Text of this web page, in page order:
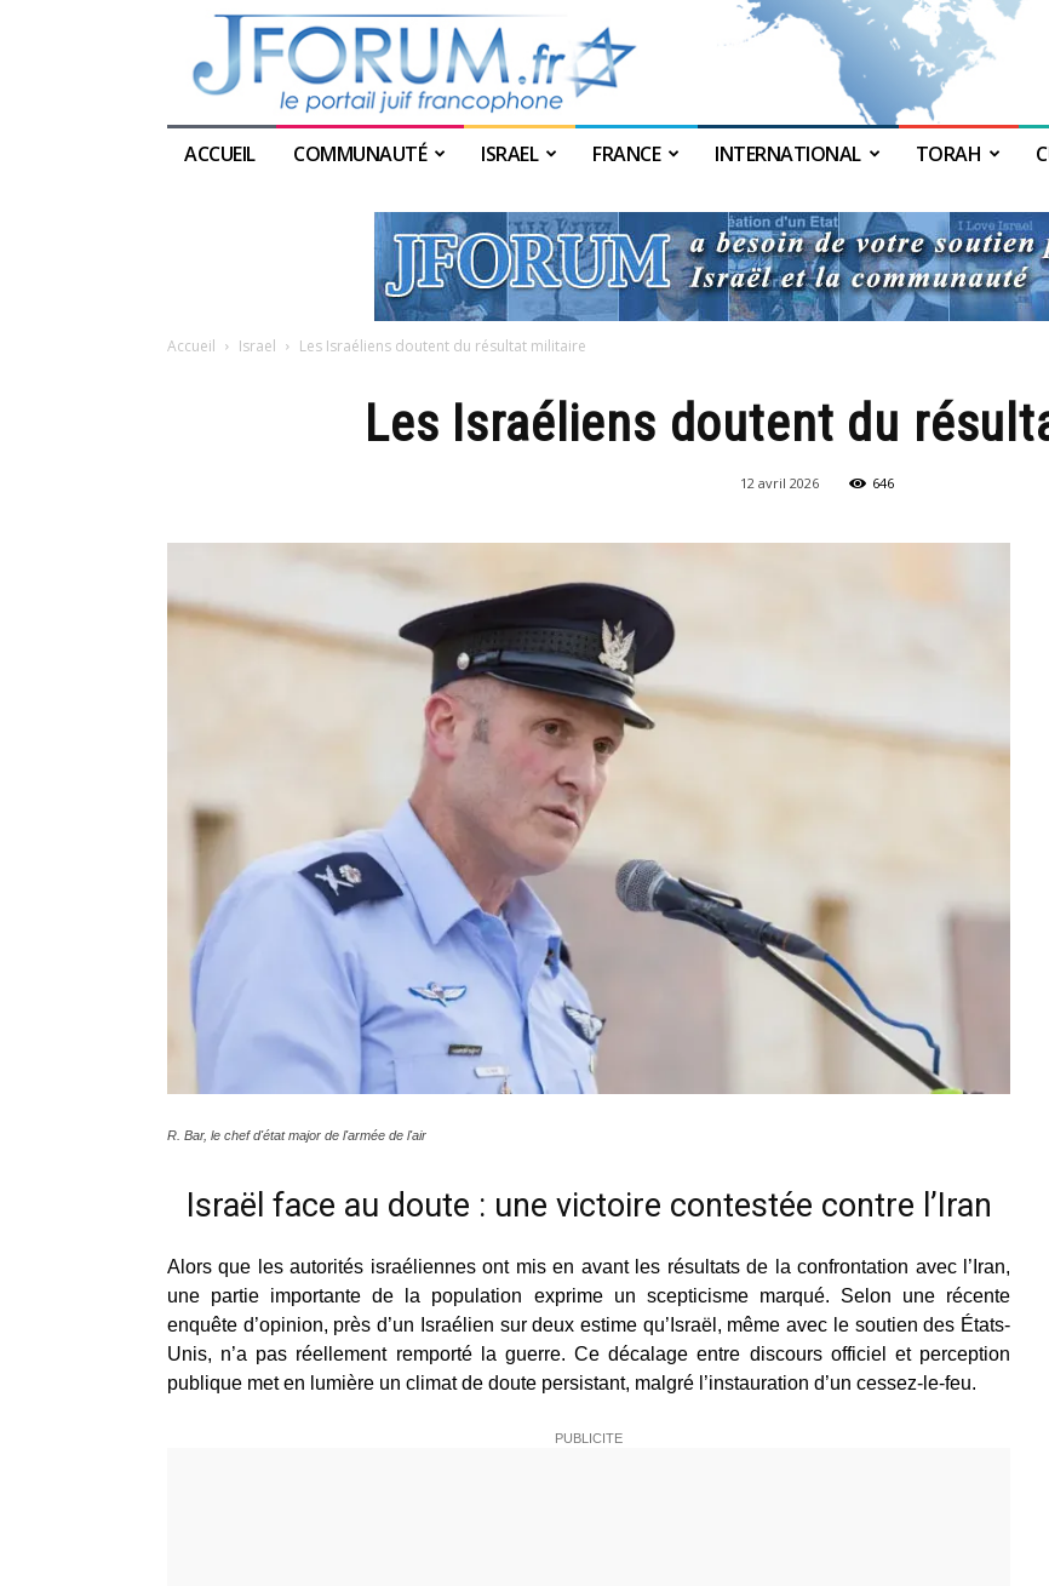
ACCUEIL COMMUNAUTÉ ISRAEL FRANCE INTERNATIONAL TORAH
Accueil Israel Les Israéliens doutent du résultat militaire
Les Israéliens doutent du
12 avril 2026 646
R. Bar, le chef d'état major de l'armée de l'air
Israël face au doute : une victoire contestée contre l’Iran
Alors que les autorités israéliennes ont mis en avant les résultats de la confrontation avec l’Iran,
une partie importante de la population exprime un scepticisme marqué. Selon une récente
enquête d’opinion, près d’un Israélien sur deux estime qu’Israël, même avec le soutien des États-
Unis, n’a pas réellement remporté la guerre. Ce décalage entre discours officiel et perception
publique met en lumière un climat de doute persistant, malgré l’instauration d’un cessez-le-feu.